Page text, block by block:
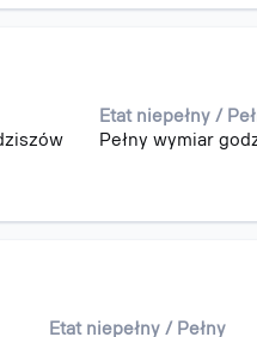
Etat niepełny /
Pełny wymiar
Etat niepełny / Pełny